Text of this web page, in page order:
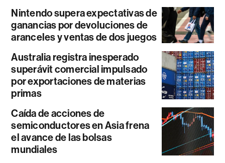
Nintendo supera expectativas de
ganancias por devoluciones de
aranceles y ventas de dos juegos
Australia registra inesperado
superávit comercial impulsado
por exportaciones de materias
primas
Caída de acciones de
semiconductores en Asia frena
el avance de las bolsas
mundiales